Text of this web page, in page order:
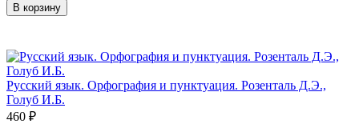
В корзину
Русский язык. Орфография и пунктуация. Розенталь Д.Э.,
Голуб И.Б.
460 ₽